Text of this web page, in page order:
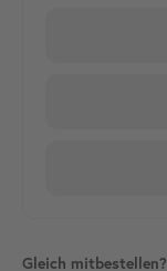
Gleich mitbestellen?